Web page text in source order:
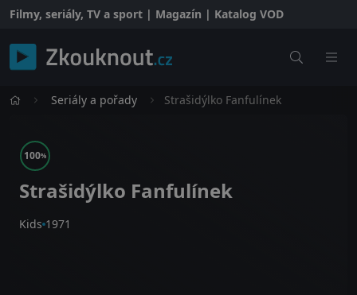
Filmy, seriály, TV a sport | Magazín | Katalog VOD
Seriály a pořady Strašidýlko Fanfulínek
100%
Strašidýlko Fanfulínek
Kids 1971